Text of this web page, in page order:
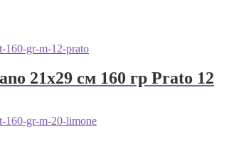
21х29 см 160 гр Prato 12